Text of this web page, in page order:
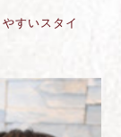
すいスタイ